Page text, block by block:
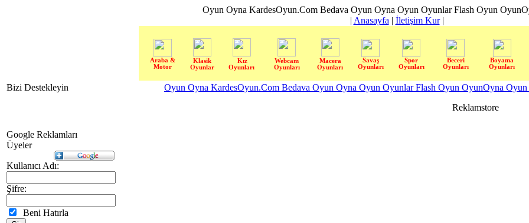
Oyun Oyna KardesOyun.Com Bedava Oyun Oyna Oyun Oyunlar Flash Oyun
| Anasayfa | İletişim Kur|
Araba &
Motor
Klasik
Oyunlar
Kız
Oyunları
Webcam
Oyunları
Macera
Oyunları
Savaş
Oyunları
Spor
Oyunları
Beceri
Oyunları
Boyama
Oyunları
Bizi Destekleyin
Google Reklamları
Üyeler
Kullanıcı Adı:
Şifre:
Beni Hatırla
Oyun Oyna KardesOyun.Com Bedava Oyun Oyna Oyun Oyunlar Flash Oyun OyunOyna Oyun
Reklamstore